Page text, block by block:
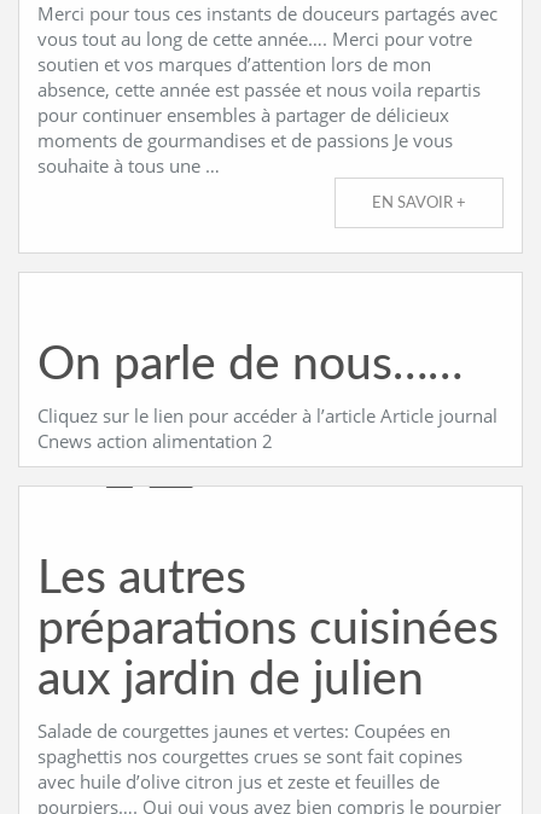
Merci pour tous ces instants de douceurs partagés avec
vous tout au long de cette année…. Merci pour votre
soutien et vos marques d’attention lors de mon
absence, cette année est passée et nous voila repartis
pour continuer ensembles à partager de délicieux
moments de gourmandises et de passions Je vous
souhaite à tous une …
EN SAVOIR +
On parle de nous……
Cliquez sur le lien pour accéder à l’article Article journal
Cnews action alimentation 2
Les autres
préparations cuisinées
aux jardin de julien
Salade de courgettes jaunes et vertes: Coupées en
spaghettis nos courgettes crues se sont fait copines
avec huile d’olive citron jus et zeste et feuilles de
pourpiers…. Oui oui vous avez bien compris le pourpier